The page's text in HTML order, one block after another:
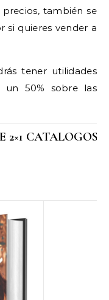
también se
si quieres vender a
tener utilidades
un 50% sobre las
2×1 CATALOGOS)